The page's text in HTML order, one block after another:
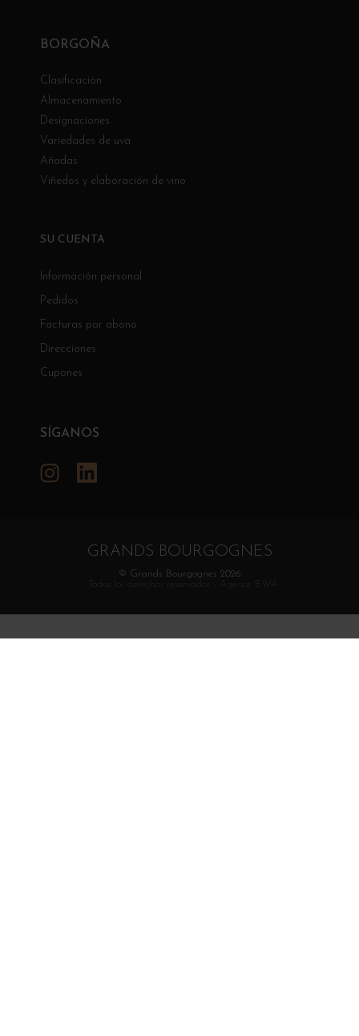
BORGOÑA
Clasificación
Almacenamiento
Designaciones
Variedades de uva
Añadas
Viñedos y elaboración de vino
SU CUENTA
Información personal
Pedidos
Facturas por abono
Direcciones
Cupones
SÍGANOS
Instagram
GRANDS BOURGOGNES
© Grands Bourgognes 2026
Agence BWA